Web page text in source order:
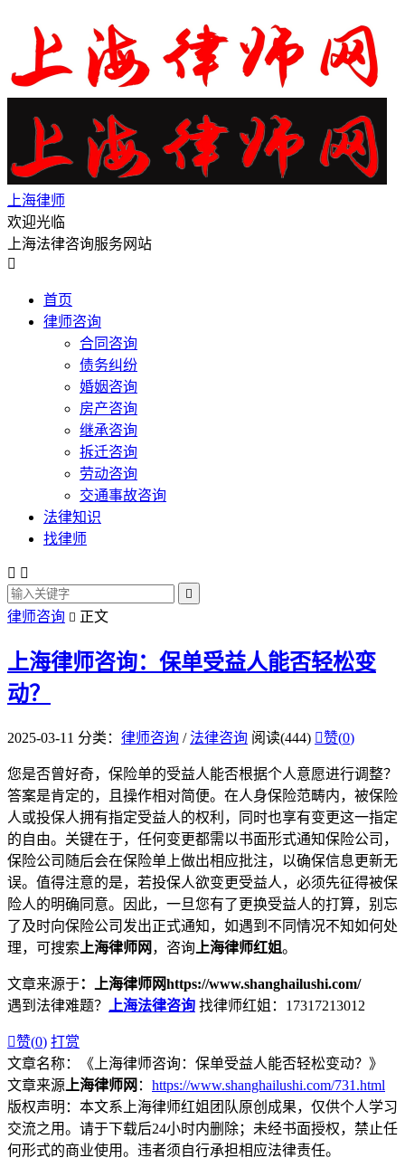
上海律师
欢迎光临
上海法律咨询服务网站

首页
律师咨询
合同咨询
债务纠纷
婚姻咨询
房产咨询
继承咨询
拆迁咨询
劳动咨询
交通事故咨询
法律知识
找律师
 

律师咨询  正文
上海律师咨询：保单受益人能否轻松变
动？
2025-03-11 分类： 律师咨询 /法律咨询 阅读(444) 赞(0)
您是否曾好奇，保险单的受益人能否根据个人意愿进行调整？
答案是肯定的，且操作相对简便。在人身保险范畴内，被保险
人或投保人拥有指定受益人的权利，同时也享有变更这一指定
的自由。关键在于，任何变更都需以书面形式通知保险公司，
保险公司随后会在保险单上做出相应批注，以确保信息更新无
误。值得注意的是，若投保人欲变更受益人，必须先征得被保
险人的明确同意。因此，一旦您有了更换受益人的打算，别忘
了及时向保险公司发出正式通知，如遇到不同情况不知如何处
理，可搜索 上海律师网 ，咨询 上海律师红姐。
文章来源于：上海律师网https://www.shanghailushi.com/
遇到法律难题？
上海法律咨询 找律师红姐：17317213012
赞(0) 打赏
文章名称：《上海律师咨询：保单受益人能否轻松变动？》
文章来源 上海律师网 ： https://www.shanghailushi.com/731.html
版权声明：本文系上海律师红姐团队原创成果，仅供个人学习
交流之用。请于下载后24小时内删除；未经书面授权，禁止任
何形式的商业使用。违者须自行承担相应法律责任。